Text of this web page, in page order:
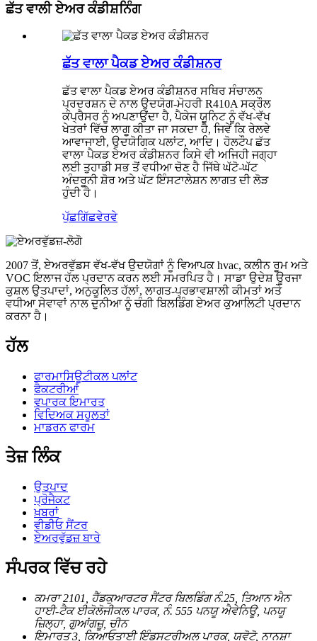
ਛੱਤ ਵਾਲੀ ਏਅਰ ਕੰਡੀਸ਼ਨਿੰਗ
ਛੱਤ ਵਾਲਾ ਪੈਕਡ ਏਅਰ ਕੰਡੀਸ਼ਨਰ
ਛੱਤ ਵਾਲਾ ਪੈਕਡ ਏਅਰ ਕੰਡੀਸ਼ਨਰ ਸਥਿਰ ਸੰਚਾਲਨ
ਪ੍ਰਦਰਸ਼ਨ ਦੇ ਨਾਲ ਉਦਯੋਗ-ਮੋਹਰੀ R410A ਸਕ੍ਰੌਲ
ਕੰਪ੍ਰੈਸਰ ਨੂੰ ਅਪਣਾਉਂਦਾ ਹੈ, ਪੈਕੇਜ ਯੂਨਿਟ ਨੂੰ ਵੱਖ-ਵੱਖ
ਖੇਤਰਾਂ ਵਿੱਚ ਲਾਗੂ ਕੀਤਾ ਜਾ ਸਕਦਾ ਹੈ, ਜਿਵੇਂ ਕਿ ਰੇਲਵੇ
ਆਵਾਜਾਈ, ਉਦਯੋਗਿਕ ਪਲਾਂਟ, ਆਦਿ। ਹੋਲਟੌਪ ਛੱਤ
ਵਾਲਾ ਪੈਕਡ ਏਅਰ ਕੰਡੀਸ਼ਨਰ ਕਿਸੇ ਵੀ ਅਜਿਹੀ ਜਗ੍ਹਾ
ਲਈ ਤੁਹਾਡੀ ਸਭ ਤੋਂ ਵਧੀਆ ਚੋਣ ਹੈ ਜਿੱਥੇ ਘੱਟੋ-ਘੱਟ
ਅੰਦਰੂਨੀ ਸ਼ੋਰ ਅਤੇ ਘੱਟ ਇੰਸਟਾਲੇਸ਼ਨ ਲਾਗਤ ਦੀ ਲੋੜ
ਹੁੰਦੀ ਹੈ।
ਪੁੱਛਗਿੱਛਵੇਰਵੇ
2007 ਤੋਂ, ਏਅਰਵੁੱਡਸ ਵੱਖ-ਵੱਖ ਉਦਯੋਗਾਂ ਨੂੰ ਵਿਆਪਕ hvac, ਕਲੀਨ ਰੂਮ ਅਤੇ
VOC ਇਲਾਜ ਹੱਲ ਪ੍ਰਦਾਨ ਕਰਨ ਲਈ ਸਮਰਪਿਤ ਹੈ। ਸਾਡਾ ਉਦੇਸ਼ ਊਰਜਾ
ਕੁਸ਼ਲ ਉਤਪਾਦਾਂ, ਅਨੁਕੂਲਿਤ ਹੱਲਾਂ, ਲਾਗਤ-ਪ੍ਰਭਾਵਸ਼ਾਲੀ ਕੀਮਤਾਂ ਅਤੇ
ਵਧੀਆ ਸੇਵਾਵਾਂ ਨਾਲ ਦੁਨੀਆ ਨੂੰ ਚੰਗੀ ਬਿਲਡਿੰਗ ਏਅਰ ਕੁਆਲਿਟੀ ਪ੍ਰਦਾਨ
ਕਰਨਾ ਹੈ।
ਹੱਲ
ਫਾਰਮਾਸਿਊਟੀਕਲ ਪਲਾਂਟ
ਫੈਕਟਰੀਆਂ
ਵਪਾਰਕ ਇਮਾਰਤ
ਵਿਦਿਅਕ ਸਹੂਲਤਾਂ
ਮਾਡਰਨ ਫਾਰਮ
ਤੇਜ਼ ਲਿੰਕ
ਉਤਪਾਦ
ਪ੍ਰੋਜੈਕਟ
ਖ਼ਬਰਾਂ
ਵੀਡੀਓ ਸੈਂਟਰ
ਏਅਰਵੁੱਡਜ਼ ਬਾਰੇ
ਸੰਪਰਕ ਵਿੱਚ ਰਹੇ
ਕਮਰਾ 2101, ਹੈੱਡਕੁਆਰਟਰ ਸੈਂਟਰ ਬਿਲਡਿੰਗ ਨੰ.25, ਤਿਆਨ ਐਨ
ਹਾਈ-ਟੈਕ ਈਕੋਲੋਜੀਕਲ ਪਾਰਕ, ​​ਨੰ. 555 ਪਨਯੂ ਐਵੇਨਿਊ, ਪਨਯੂ
ਜ਼ਿਲ੍ਹਾ, ਗੁਆਂਗਜ਼ੂ, ਚੀਨ
ਇਮਾਰਤ 3, ਕਿਆਓਤਾਈ ਇੰਡਸਟਰੀਅਲ ਪਾਰਕ, ​​ਯੂਵੋਟੋ, ਨਾਨਸ਼ਾ